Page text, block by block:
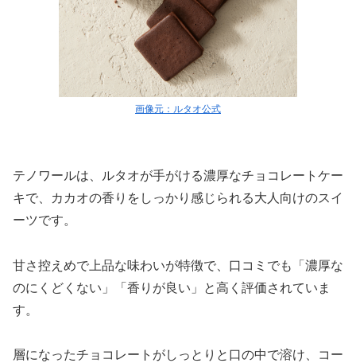
画像元：ルタオ公式
テノワールは、ルタオが手がける濃厚なチョコレートケー
キで、カカオの香りをしっかり感じられる大人向けのスイ
ーツです。
甘さ控えめで上品な味わいが特徴で、口コミでも「濃厚な
のにくどくない」「香りが良い」と高く評価されていま
す。
層になったチョコレートがしっとりと口の中で溶け、コー